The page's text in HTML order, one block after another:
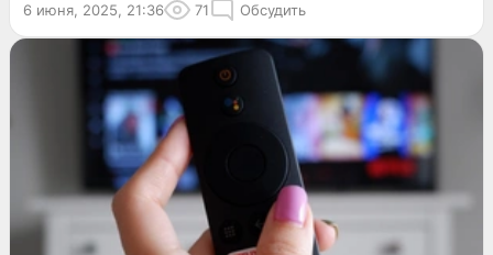
6 июня, 2025, 21:36 71 Обсудить